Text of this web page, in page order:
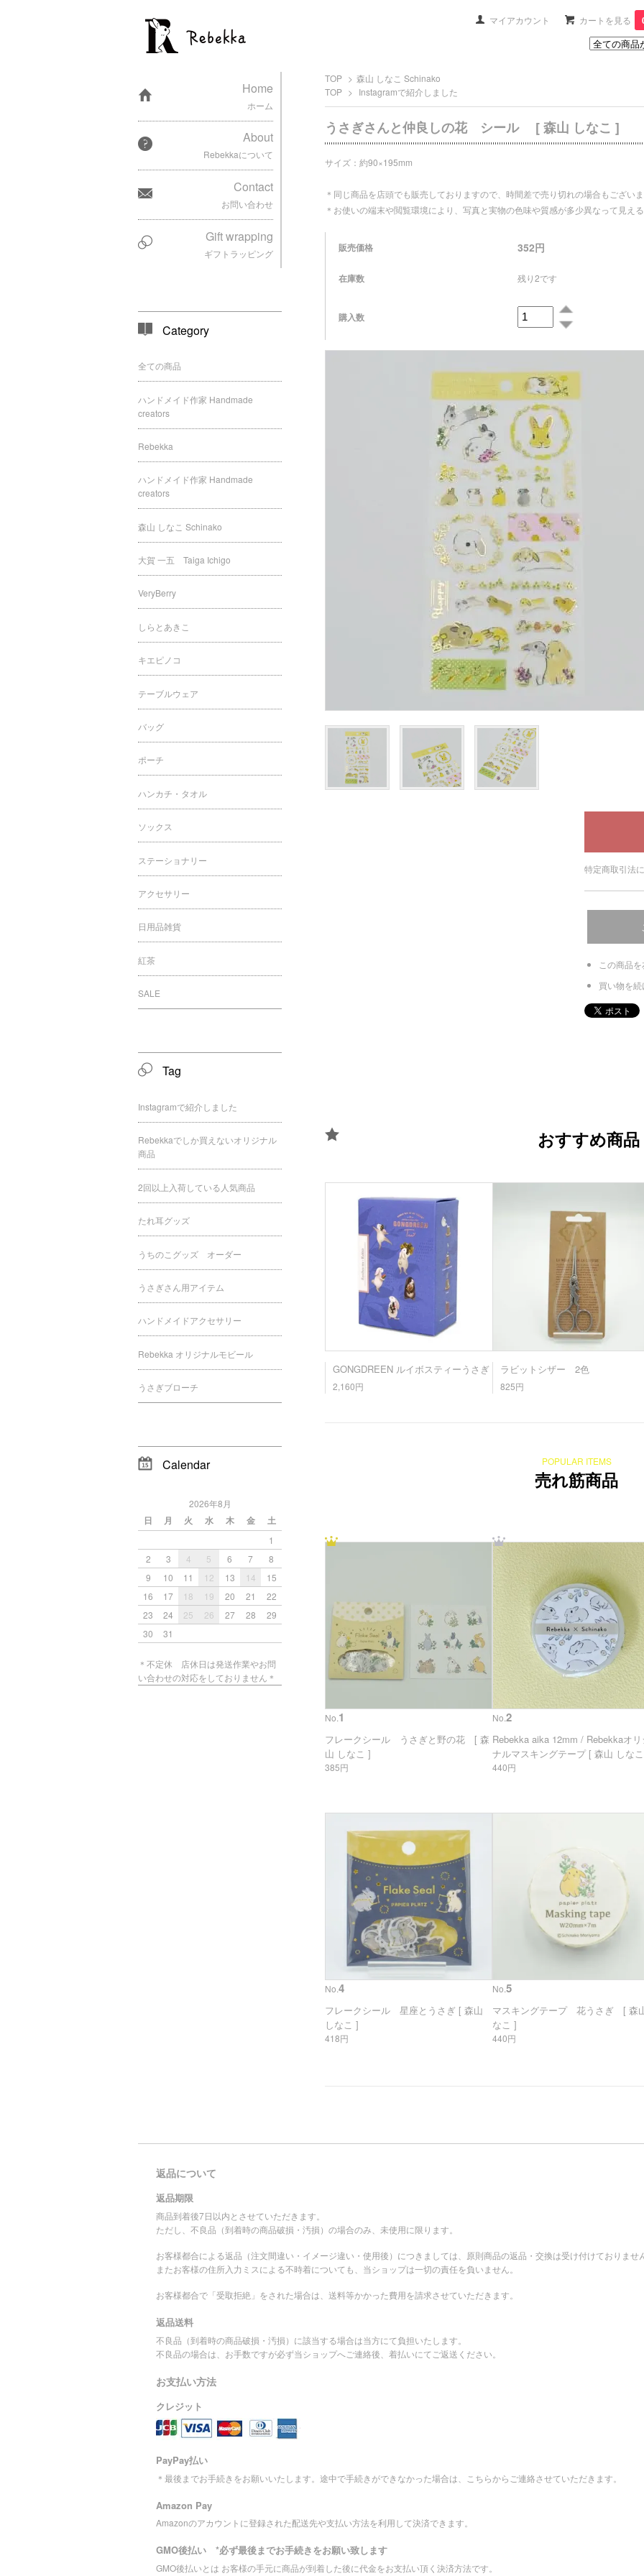
マイアカウント カートを見る
TOP > 森山 しなこ Schinako
TOP > Instagramで紹介しました
うさぎさんと仲良しの花 シール [ 森山 しなこ ]
サイズ：約90×195mm
＊同じ商品を店頭でも販売しておりますので、時間差で売り切れの場合もござい
＊お使いの端末や閲覧環境により、写真と実物の色味や質感が多少異なって見え
販売価格 352円
在庫数 残り2です
購入数
特定商取引法
この商品
買い物を
おすすめ商品
GONGDREEN ルイボスティーうさぎ
2,160円
ラビットシザー 2色
825円
POPULAR ITEMS
売れ筋商品
No. 1
フレークシール うさぎと野の花 [ 森
山 しなこ ]
385円
No. 2
Rebekka aika 12mm / Rebekkaオ
ナルマスキングテープ [ 森山 しな
440円
No. 4
フレークシール 星座とうさぎ [ 森山
しなこ ]
418円
No. 5
マスキングテープ 花うさぎ [ 森
なこ ]
440円
Home
ホーム
About
Rebekkaについて
Contact
お問い合わせ
Gift wrapping
ギフトラッピング
Category
全ての商品
ハンドメイド作家 Handmade
creators
Rebekka
ハンドメイド作家 Handmade
creators
森山 しなこ Schinako
大賀 一五 Taiga Ichigo
VeryBerry
しらとあきこ
キエピノコ
テーブルウェア
バッグ
ポーチ
ハンカチ・タオル
ソックス
ステーショナリー
アクセサリー
日用品雑貨
紅茶
SALE
Tag
Instagramで紹介しました
Rebekkaでしか買えないオリジナル
商品
2回以上入荷している人気商品
たれ耳グッズ
うちのこグッズ オーダー
うさぎさん用アイテム
ハンドメイドアクセサリー
Rebekka オリジナルモビール
うさぎブローチ
Calendar
2026年8月
日 月 火 水 木 金 土
1
2
3 4 5 6 7
8
9
10 11 12 13 14
15
16
17 18 19 20 21
22
23
24 25 26 27 28
29
30
31
＊不定休 店休日は発送作業やお問
い合わせの対応をしておりません＊
返品について
返品期限
商品到着後7日以内とさせていただきます。
ただし、不良品（到着時の商品破損・汚損）の場合のみ、未使用に限ります。
お客様都合による返品（注文間違い・イメージ違い・使用後）につきましては、原則商品の返品・交換は受け付けておりませ
またお客様の住所入力ミスによる不時着についても、当ショップは一切の責任を負いません。
お客様都合で「受取拒絶」をされた場合は、送料等かかった費用を請求させていただきます。
返品送料
不良品（到着時の商品破損・汚損）に該当する場合は当方にて負担いたします。
不良品の場合は、お手数ですが必ず当ショップへご連絡後、着払いにてご返送ください。
お支払い方法
クレジット
PayPay払い
＊最後までお手続きをお願いいたします。途中で手続きができなかった場合は、こちらからご連絡させていただきます。
Amazon Pay
Amazonのアカウントに登録された配送先や支払い方法を利用して決済できます。
GMO後払い *必ず最後までお手続きをお願い致します
GMO後払いとは お客様の手元に商品が到着した後に代金をお支払い頂く決済方法です。